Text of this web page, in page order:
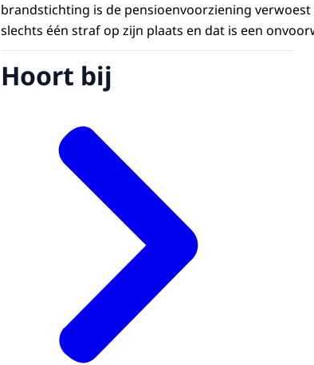
brandstichting is de pensioenvoorziening
slechts één straf op zijn plaats en dat is een
Hoort bij